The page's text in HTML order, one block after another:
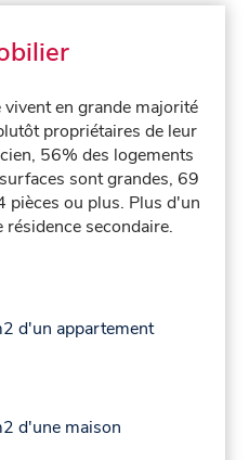
vivent en grande majorité
propriétaires de leur
56% des logements
sont grandes, 69
pièces ou plus. Plus d'un
secondaire.
d'un appartement
d'une maison